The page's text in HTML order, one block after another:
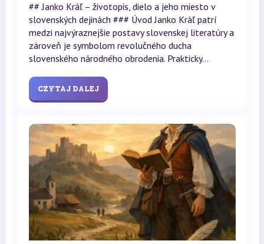
## Janko Kráľ – životopis, dielo a jeho miesto v
slovenských dejinách ### Úvod Janko Kráľ patrí
medzi najvýraznejšie postavy slovenskej literatúry a
zároveň je symbolom revolučného ducha
slovenského národného obrodenia. Prakticky...
CZYTAJ DALEJ